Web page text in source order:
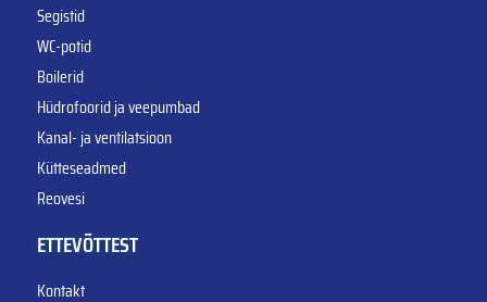
Segistid
WC-potid
Boilerid
Hüdrofoorid ja veepumbad
Kanal- ja ventilatsioon
Kütteseadmed
Reovesi
ETTEVÕTTEST
Kontakt